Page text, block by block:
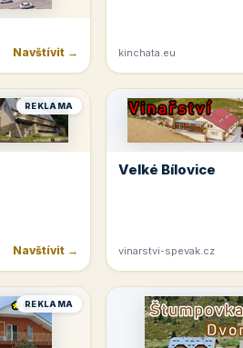
Navštívit → kinchata.eu
REKLAMA
Navštívit →
Velké Bílovice
vinarstvi-spevak.cz
REKLAMA